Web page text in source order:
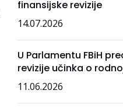
finansijske revizije
14.07.2026
U Parlamentu FBiH
revizije učinka o
11.06.2026